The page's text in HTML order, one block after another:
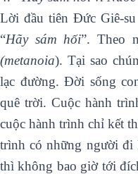
Lời đầu tiên Đức Giê-
“Hãy sám hối”. Theo
(metanoia). Tại sao
lạc đường. Đời sống
quê trời. Cuộc hành
cuộc hành trình chỉ kết
trình có những người đi
thì không bao giờ tới